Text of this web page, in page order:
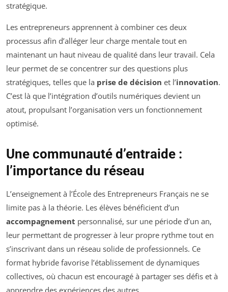
stratégique.
Les entrepreneurs apprennent à combiner ces deux
processus afin d’alléger leur charge mentale tout en
maintenant un haut niveau de qualité dans leur travail. Cela
leur permet de se concentrer sur des questions plus
stratégiques, telles que la prise de décision et l’innovation.
C’est là que l’intégration d’outils numériques devient un
atout, propulsant l’organisation vers un fonctionnement
optimisé.
Une communauté d’entraide :
l’importance du réseau
L’enseignement à l’École des Entrepreneurs Français ne se
limite pas à la théorie. Les élèves bénéficient d’un
accompagnement personnalisé, sur une période d’un an,
leur permettant de progresser à leur propre rythme tout en
s’inscrivant dans un réseau solide de professionnels. Ce
format hybride favorise l’établissement de dynamiques
collectives, où chacun est encouragé à partager ses défis et à
apprendre des expériences des autres.